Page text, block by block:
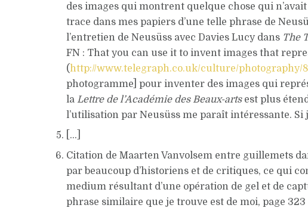
des images qui montrent quelque chose qui
trace dans mes papiers d’une telle phrase de
l’entretien de Neusüss avec Davies Lucy dans The
FN : That you can use it to invent images that
(http://www.telegraph.co.uk/culture/photography/
photogramme] pour inventer des images qui
la Lettre de l’Académie des Beaux-arts est plus
l’utilisation par Neusüss me paraît intéressante.
[…]
Citation de Maarten Vanvolsem entre guillemets
par beaucoup d’historiens et de critiques, ce qui
medium résultant d’une opération de gel et de
phrase similaire que je trouve est de moi, page